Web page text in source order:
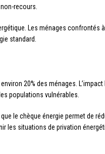
recours.
Les ménages
standard.
20% des ménages.
populations vulnérables.
le chèque énergie permet de
les situations de privation